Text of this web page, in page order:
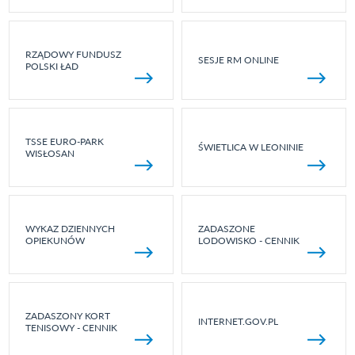
RZĄDOWY FUNDUSZ
POLSKI ŁAD
SESJE RM ONLINE
TSSE EURO-PARK
WISŁOSAN
ŚWIETLICA W LEONINIE
WYKAZ DZIENNYCH
OPIEKUNÓW
ZADASZONE
LODOWISKO - CENNIK
ZADASZONY KORT
TENISOWY - CENNIK
INTERNET.GOV.PL